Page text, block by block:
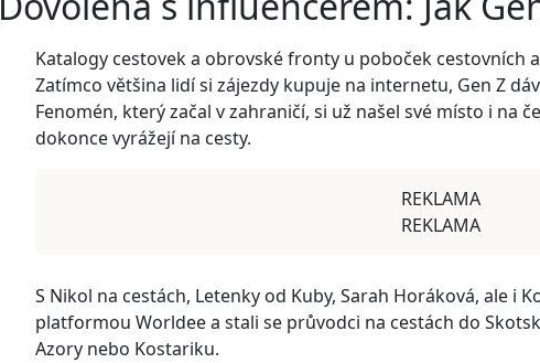
Katalogy cestovek a obrovské fronty u poboček cestovních
Zatímco většina lidí si zájezdy kupuje na internetu, Gen Z
Fenomén, který začal v zahraničí, si už našel své místo i na
dokonce vyrážejí na cesty.
REKLAMA
REKLAMA
S Nikol na cestách, Letenky od Kuby, Sarah Horáková, ale i
platformou Worldee a stali se průvodci na cestách do
Azory nebo Kostariku.